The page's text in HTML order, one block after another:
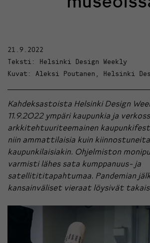
21.9.2022
Teksti: Helsinki Design Weekly
Kuvat: Aleksi Poutanen, Helsinki
Kahdeksastoista Helsinki Design
11.9.2022 ympäri kaupunkia ja
arkkitehtuuriteemainen
niin ammattilaisia kuin kiinnostuneita
kaupunkilaisiakin. Ohjelmiston
varmisti lähes sata kumppanuus- ja
satellitititapahtumaa. Pandemian
kansainväliset vieraat löysivät